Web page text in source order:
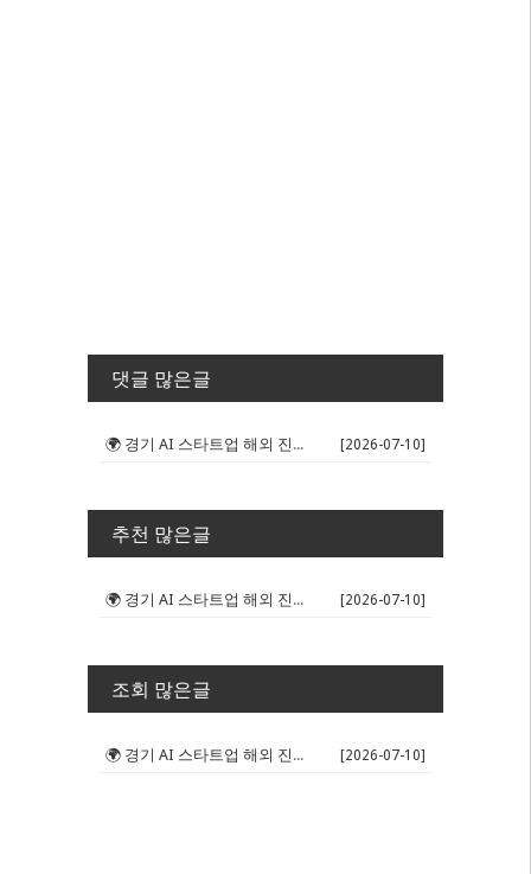
댓글 많은글
🌍 경기 AI 스타트업 해외 진출 판... [2026-07-10]
추천 많은글
🌍 경기 AI 스타트업 해외 진출 판... [2026-07-10]
조회 많은글
🌍 경기 AI 스타트업 해외 진출 판... [2026-07-10]